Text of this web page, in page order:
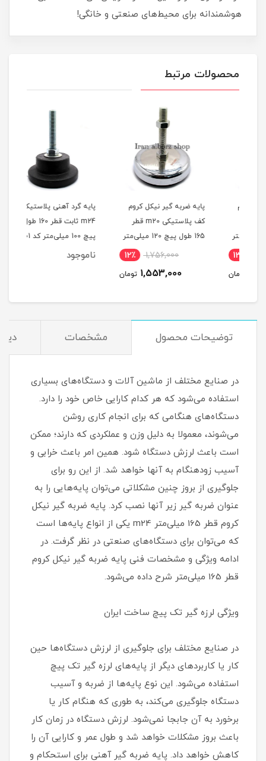
هوشمندانه برای محیط‌های صنعتی و خانگی!
محصولات مرتبط
پایه ضربه گیر نیکل کروم
کف پلاستیکی m20 قطر
165 طول پیچ 120 میلی‌متر
کد 00202189
1,756,000 12٪
1,553,000 تومان
پایه گرد آهنی پلاستیکی
m24 ثابت قطر 160 طول
ناموجود
توضیحات محصول مشخصات
در صنایع مختلف از ماشین آلات و دستگاه‌های بسیاری
استفاده می‌شود که هر کدام کارایی خاص خود را دارد.
دستگاه‌های هنگامی که برای انجام کاری روشن
می‌شوند، معمولا به دلیل وزن و عملکردی که دارند؛ ممکن
است باعث لرزش دستگاه شود. همین امر باعث خرابی و
آسیب زودهنگام به آنها خواهد شد. از این رو برای
جلوگیری از بروز چنین مشکلاتی می‌توان پایه‌هایی را به
عنوان ضربه گیر زیر آنها نصب کرد. پایه ضربه گیر نیکل
کروم قطر 165 میلی‌متر m24 یکی از انواع پایه‌ها است
که می‌توان برای دستگاه‌های صنعتی در نظر گرفت. در
ادامه ویژگی و مشخصات فنی پایه ضربه گیر نیکل کروم
قطر 165 میلی‌متر شرح داده می‌شود.
ویژگی لرزه گیر تک پیچ ساخت ایران
در صنایع مختلف برای جلوگیری از لرزش دستگاه‌ها حین
کار یا کاربردهای دیگر از پایه‌های لرزه گیر تک پیچ
استفاده می‌شود. این نوع پایه‌ها از ضربه و آسیب
دستگاه جلوگیری می‌کند، به طوری که هنگام کار یا
برخورد به آن جابجا نمی‌شود. لرزش دستگاه در زمان کار
باعث بروز مشکلات خواهد شد و طول عمر و کارایی آن را
کاهش خواهد داد. پایه ضربه گیر آهنی برای استحکام و